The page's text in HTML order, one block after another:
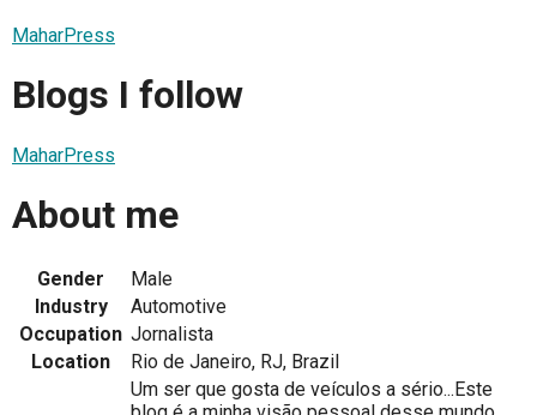
MaharPress
Blogs I follow
MaharPress
About me
Gender
Male
Industry
Automotive
Occupation Jornalista
Location
Rio de Janeiro, RJ, Brazil
Um ser que gosta de veículos a sério...Este